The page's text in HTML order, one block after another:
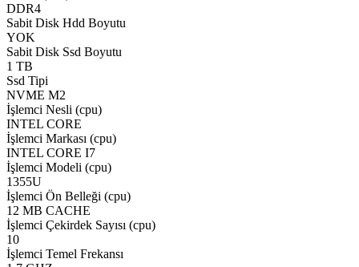
DDR4
Sabit Disk Hdd Boyutu
YOK
Sabit Disk Ssd Boyutu
1 TB
Ssd Tipi
NVME M2
İşlemci Nesli (cpu)
INTEL CORE
İşlemci Markası (cpu)
INTEL CORE I7
İşlemci Modeli (cpu)
1355U
İşlemci Ön Belleği (cpu)
12 MB CACHE
İşlemci Çekirdek Sayısı (cpu)
10
İşlemci Temel Frekansı